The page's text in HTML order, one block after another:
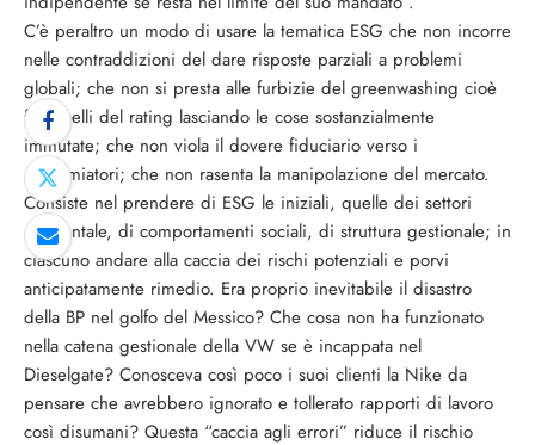
C’è peraltro un modo di usare la tematica ESG che non incorre
nelle contraddizioni del dare risposte parziali a problemi
globali; che non si presta alle furbizie del greenwashing cioè
farsi belli del rating lasciando le cose sostanzialmente
immutate; che non viola il dovere fiduciario verso i
risparmiatori; che non rasenta la manipolazione del mercato.
Consiste nel prendere di ESG le iniziali, quelle dei settori
ambientale, di comportamenti sociali, di struttura gestionale; in
ciascuno andare alla caccia dei rischi potenziali e porvi
anticipatamente rimedio. Era proprio inevitabile il disastro
della BP nel golfo del Messico? Che cosa non ha funzionato
nella catena gestionale della VW se è incappata nel
Dieselgate? Conosceva così poco i suoi clienti la Nike da
pensare che avrebbero ignorato e tollerato rapporti di lavoro
così disumani? Questa “caccia agli errori” riduce il rischio